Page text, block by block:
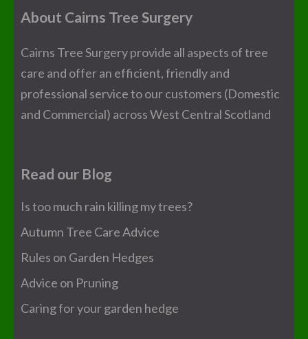
About Cairns Tree Surgery
Cairns Tree Surgery provide all aspects of tree
care and offer an efficient, friendly and
professional service to our customers (Domestic
and Commercial) across West Central Scotland
Read our Blog
Is too much rain killing my trees?
Autumn Tree Care Advice
Rules on Garden Hedges
Advice on Pruning
Caring for your garden hedge